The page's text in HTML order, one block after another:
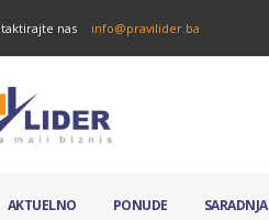
nas info@pravilider.ba
AKTUELNO PONUDE SARADNJA